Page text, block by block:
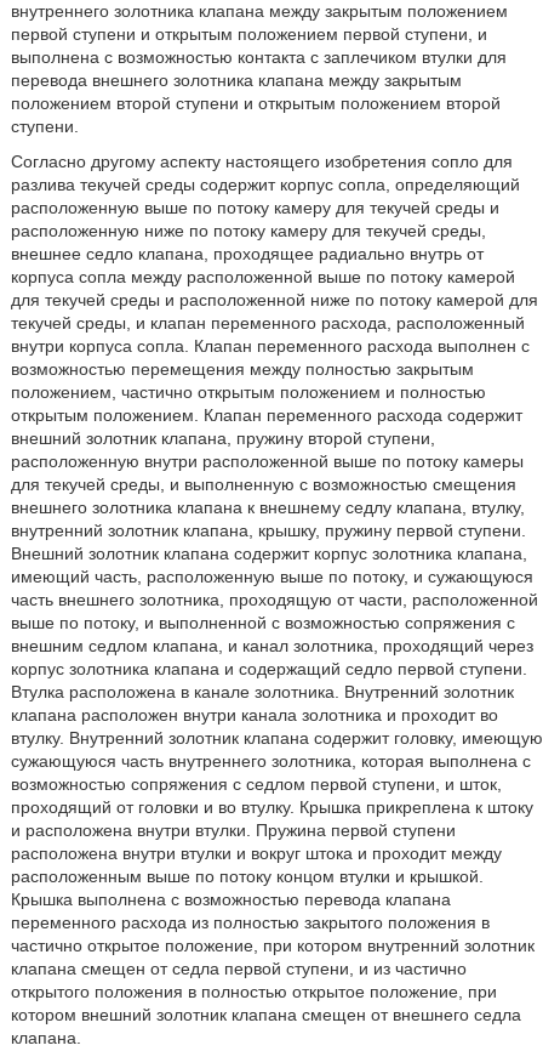
внутреннего золотника клапана между закрытым положением
первой ступени и открытым положением первой ступени, и
выполнена с возможностью контакта с заплечиком втулки для
перевода внешнего золотника клапана между закрытым
положением второй ступени и открытым положением второй
ступени.
Согласно другому аспекту настоящего изобретения сопло для
разлива текучей среды содержит корпус сопла, определяющий
расположенную выше по потоку камеру для текучей среды и
расположенную ниже по потоку камеру для текучей среды,
внешнее седло клапана, проходящее радиально внутрь от
корпуса сопла между расположенной выше по потоку камерой
для текучей среды и расположенной ниже по потоку камерой для
текучей среды, и клапан переменного расхода, расположенный
внутри корпуса сопла. Клапан переменного расхода выполнен с
возможностью перемещения между полностью закрытым
положением, частично открытым положением и полностью
открытым положением. Клапан переменного расхода содержит
внешний золотник клапана, пружину второй ступени,
расположенную внутри расположенной выше по потоку камеры
для текучей среды, и выполненную с возможностью смещения
внешнего золотника клапана к внешнему седлу клапана, втулку,
внутренний золотник клапана, крышку, пружину первой ступени.
Внешний золотник клапана содержит корпус золотника клапана,
имеющий часть, расположенную выше по потоку, и сужающуюся
часть внешнего золотника, проходящую от части, расположенной
выше по потоку, и выполненной с возможностью сопряжения с
внешним седлом клапана, и канал золотника, проходящий через
корпус золотника клапана и содержащий седло первой ступени.
Втулка расположена в канале золотника. Внутренний золотник
клапана расположен внутри канала золотника и проходит во
втулку. Внутренний золотник клапана содержит головку, имеющую
сужающуюся часть внутреннего золотника, которая выполнена с
возможностью сопряжения с седлом первой ступени, и шток,
проходящий от головки и во втулку. Крышка прикреплена к штоку
и расположена внутри втулки. Пружина первой ступени
расположена внутри втулки и вокруг штока и проходит между
расположенным выше по потоку концом втулки и крышкой.
Крышка выполнена с возможностью перевода клапана
переменного расхода из полностью закрытого положения в
частично открытое положение, при котором внутренний золотник
клапана смещен от седла первой ступени, и из частично
открытого положения в полностью открытое положение, при
котором внешний золотник клапана смещен от внешнего седла
клапана.